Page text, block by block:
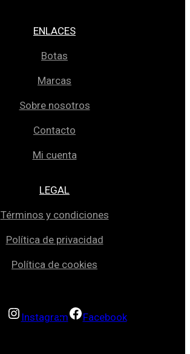
ENLACES
Botas
Marcas
Sobre nosotros
Contacto
Mi cuenta
LEGAL
Términos y condiciones
Política de privacidad
Política de cookies
Instagram Facebook